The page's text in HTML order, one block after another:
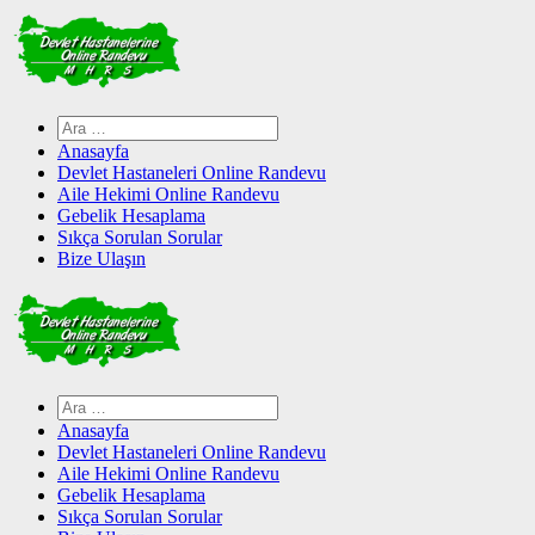
Skip
to
content
Arama:
Anasayfa
Devlet Hastaneleri Online Randevu
Aile Hekimi Online Randevu
Gebelik Hesaplama
Sıkça Sorulan Sorular
Bize Ulaşın
Arama:
Anasayfa
Devlet Hastaneleri Online Randevu
Aile Hekimi Online Randevu
Gebelik Hesaplama
Sıkça Sorulan Sorular